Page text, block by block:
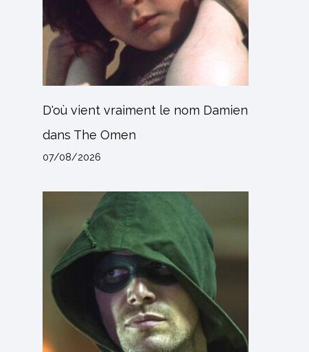
D'où vient vraiment le nom Damien
dans The Omen
07/08/2026